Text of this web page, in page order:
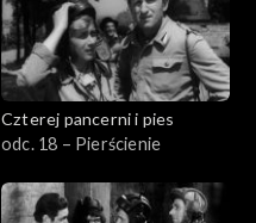
Czterej pancerni i pies
odc. 18 – Pierścienie